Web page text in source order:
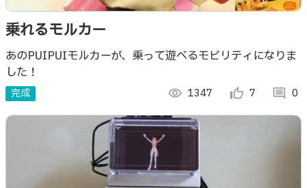
乗れるモルカー
あのPUIPUIモルカーが、乗って遊べるモビリティになりま
した！
完成 visibility 1347 thumb_up_alt 7 comment 0